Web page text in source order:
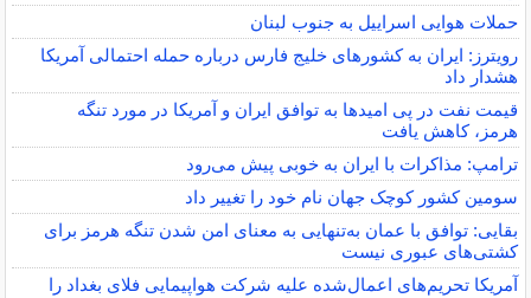
حملات هوایی اسراییل به جنوب لبنان
رویترز: ایران به کشورهای خلیج فارس درباره حمله احتمالی آمریکا
هشدار داد
قیمت نفت در پی امیدها به توافق ایران و آمریکا در مورد تنگه
هرمز، کاهش یافت
ترامپ: مذاکرات با ایران به خوبی پیش می‌رود
سومین کشور کوچک جهان نام خود را تغییر داد
بقایی: توافق با عمان به‌تنهایی به معنای امن شدن تنگه هرمز برای
کشتی‌های عبوری نیست
آمریکا تحریم‌های اعمال‌شده علیه شرکت هواپیمایی فلای بغداد را